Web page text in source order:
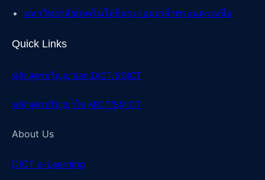
มหาวิทยาลัยเทคโนโลยีพระจอมเกล้าพระนครเหนือ
Quick Links
หลักสูตรปริญญาเอก DICT/SDICT
หลักสูตรปริญญาโท MICT/SMICT
About Us
DICT e-Learning